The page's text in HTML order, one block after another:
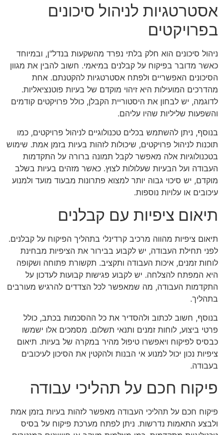
אסטרטגיות לניהול סיכונים
בפרויקטים
ניהול סיכונים הוא חלק בלתי נפרד מהשקעות בנדל"ן, ובמיוחד
כאשר מדובר בפיקוח על קבלנים במיאמי. חשוב להבין את מגוון
הסיכונים האפשריים ולפתח אסטרטגיות להקטנתם. אחת
מהדרכים המועילות היא זיהוי מוקדם של בעיות פוטנציאליות.
לדוגמה, יש לבחון את היסטוריית הקבלן, כולל פרויקטים קודמים
והשפעות שליליות שהיו עליהם.
בנוסף, ניתן להשתמש בכלים טכנולוגיים לניהול פרויקטים, כמו
תוכנות לניהול פרויקטים, שיכולות לזהות בעיות בזמן אמת. שימוש
בטכנולוגיות אלה מאפשר לקבל תמונה ברורה על התקדמות
העבודה ועל הבעיות שעלולות לצוץ. כאשר מזהים בעיות בשלב
מוקדם, יש סיכוי גבוה יותר למצוא פתרונות מבעוד מועד ולמנוע
עיכובים או עלויות נוספות.
תיאום ציפיות עם קבלנים
תיאום ציפיות מהווה מרכיב קרדינלי בתהליך הפיקוח על קבלנים.
לפני תחילת העבודה, יש לקבוע בבירור את הציפיות מבחינת
לוחות זמנים, איכות העבודה ותקציב. תקשורת פתוחה ושקופה
היא המפתח להצלחה. יש לקבוע פגישות קבועות לעדכון על
התקדמות העבודה, מה שמאפשר לכל הצדדים להרגיש מעורבים
בתהליך.
בנוסף, חשוב לכתוב ולהסדיר את כל ההסכמות בכתב, כולל
פרטי ביצוע, לוחות זמנים ותנאי תשלום. מסמכים אלו ישמשו
כבסיס לפיקוח ויאפשרו טיפול מהיר במקרה של בעיות. תיאום
ציפיות נכון יכול למנוע אי הבנות ולהקטין את הסיכון לעיכובים
בעבודה.
פיקוח חכם על תהליכי עבודה
פיקוח חכם על תהליכי העבודה מאפשר לזהות בעיות בזמן אמת
ולבצע התאמות נדרשות. ניתן לפתח מערכת פיקוח על בסיס